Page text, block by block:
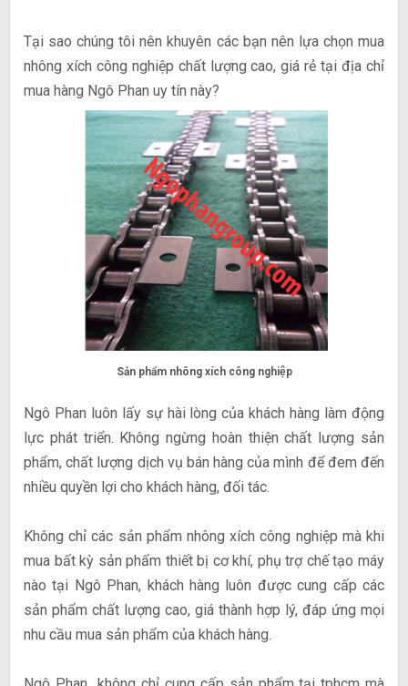
Tại sao chúng tôi nên khuyên các bạn nên lựa chọn mua
nhông xích công nghiệp chất lượng cao, giá rẻ tại địa chỉ
mua hàng Ngô Phan uy tín này?
Sản phẩm nhông xích công nghiệp
Ngô Phan luôn lấy sự hài lòng của khách hàng làm động
lực phát triển. Không ngừng hoàn thiện chất lượng sản
phẩm, chất lượng dịch vụ bán hàng của mình để đem đến
nhiều quyền lợi cho khách hàng, đối tác.
Không chỉ các sản phẩm nhông xích công nghiệp mà khi
mua bất kỳ sản phẩm thiết bị cơ khí, phụ trợ chế tạo máy
nào tại Ngô Phan, khách hàng luôn được cung cấp các
sản phẩm chất lượng cao, giá thành hợp lý, đáp ứng mọi
nhu cầu mua sản phẩm của khách hàng.